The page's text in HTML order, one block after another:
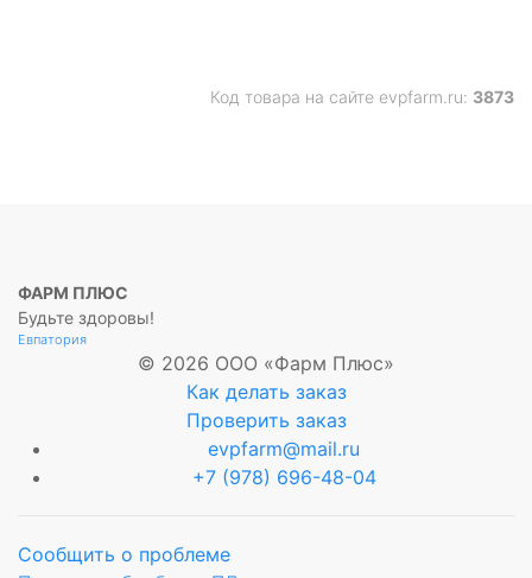
Код товара на сайте evpfarm.ru: 3873
ФАРМ ПЛЮС
Будьте здоровы!
Евпатория
© 2026 ООО «Фарм Плюс»
Как делать заказ
Проверить заказ
evpfarm@mail.ru
+7 (978) 696-48-04
Сообщить о проблеме